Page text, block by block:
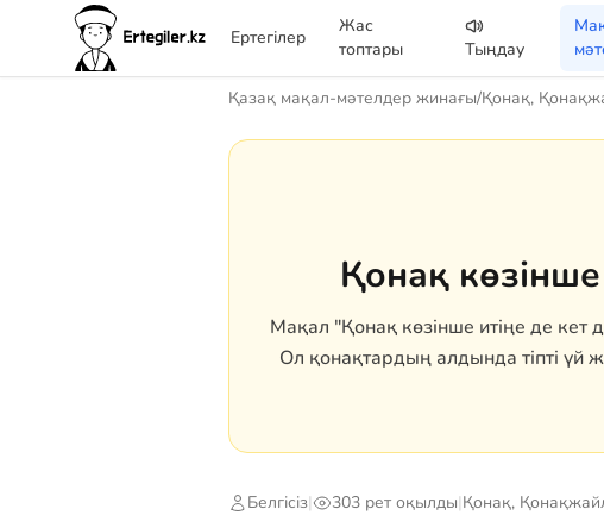
Ертегілер
Жас
топтары
Тыңдау
Қазақ мақал-мәтелдер жинағы/Қонақ,
Қонақ
Мақал "Қонақ көзінше итіңе де кет
Ол қонақтардың алдында тіпті үй
Белгісіз| 303 рет оқылды|Қонақ,